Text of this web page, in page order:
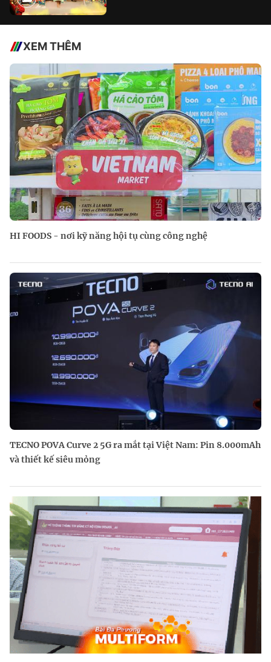
XEM THÊM
HI FOODS - nơi kỹ năng hội tụ cùng công nghệ
TECNO POVA Curve 2 5G ra mắt tại Việt Nam: Pin 8.000mAh
và thiết kế siêu mỏng